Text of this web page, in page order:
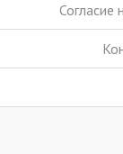
Согласие